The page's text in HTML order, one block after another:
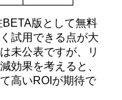
BETA版として無料
試用できる点が大
未公表ですが、リ
効果を考えると、
高いROIが期待で